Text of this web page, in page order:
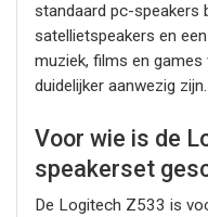
standaard pc-speakers
satellietspeakers en
muziek, films en games
duidelijker aanwezig zijn.
Voor wie is de
speakerset
De Logitech Z533 is